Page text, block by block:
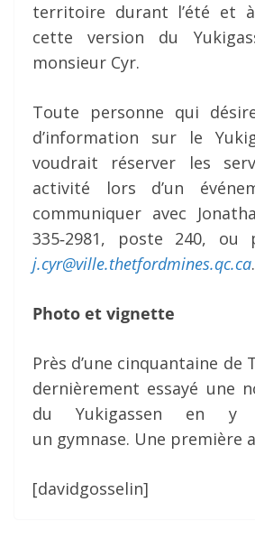
territoire durant l’été et
cette version du
monsieur Cyr.
Toute personne qui
d’information sur le
voudrait réserver les
activité lors d’un
communiquer avec
335‐2981, poste 240,
j.cyr@ville.thetfordmines.qc.ca.
Photo et vignette
Près d’une cinquantaine
dernièrement essayé une
du Yukigassen en y
un gymnase. Une première
[davidgosselin]